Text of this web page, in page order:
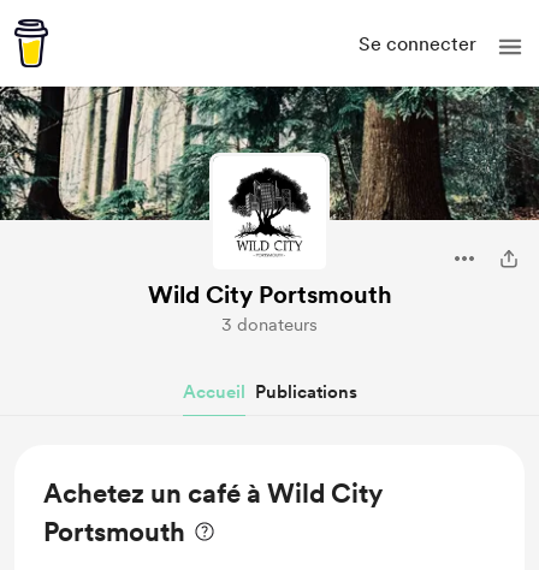
Se connecter
Wild City Portsmouth
3 donateurs
Accueil Publications
Achetez un café à Wild City
Portsmouth